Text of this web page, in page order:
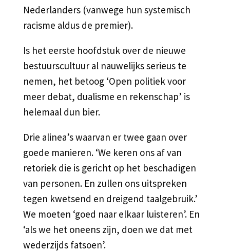
Nederlanders (vanwege hun systemisch
racisme aldus de premier).
Is het eerste hoofdstuk over de nieuwe
bestuurscultuur al nauwelijks serieus te
nemen, het betoog ‘Open politiek voor
meer debat, dualisme en rekenschap’ is
helemaal dun bier.
Drie alinea’s waarvan er twee gaan over
goede manieren. ‘We keren ons af van
retoriek die is gericht op het beschadigen
van personen. En zullen ons uitspreken
tegen kwetsend en dreigend taalgebruik.’
We moeten ‘goed naar elkaar luisteren’. En
‘als we het oneens zijn, doen we dat met
wederzijds fatsoen’.